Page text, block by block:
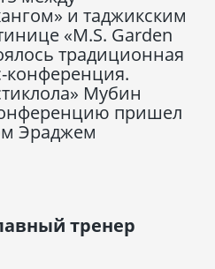
и таджикским
«M.S. Garden
традиционная
конференция.
Мубин
пришел
Эраджем
тренер